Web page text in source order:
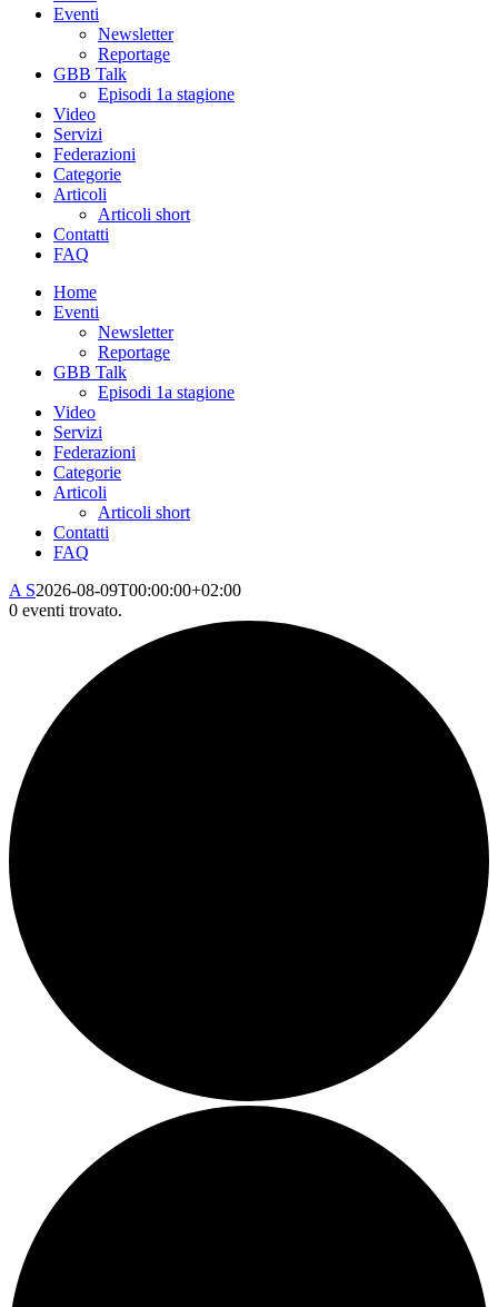
Eventi
Newsletter
Reportage
GBB Talk
Episodi 1a stagione
Video
Servizi
Federazioni
Categorie
Articoli
Articoli short
Contatti
FAQ
Home
Eventi
Newsletter
Reportage
GBB Talk
Episodi 1a stagione
Video
Servizi
Federazioni
Categorie
Articoli
Articoli short
Contatti
FAQ
A S2026-08-09T00:00:00+02:00
0 eventi trovato.